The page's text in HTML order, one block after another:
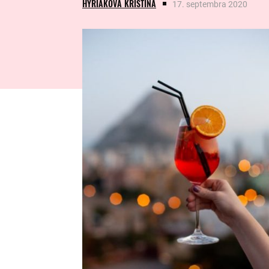
HYRIAKOVÁ KRISTÍNA 17. septembra 2020